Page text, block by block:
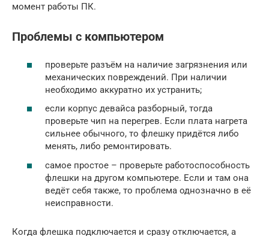
момент работы ПК.
Проблемы с компьютером
проверьте разъём на наличие загрязнения или
механических повреждений. При наличии
необходимо аккуратно их устранить;
если корпус девайса разборный, тогда
проверьте чип на перегрев. Если плата нагрета
сильнее обычного, то флешку придётся либо
менять, либо ремонтировать.
самое простое – проверьте работоспособность
флешки на другом компьютере. Если и там она
ведёт себя также, то проблема однозначно в её
неисправности.
Когда флешка подключается и сразу отключается, а